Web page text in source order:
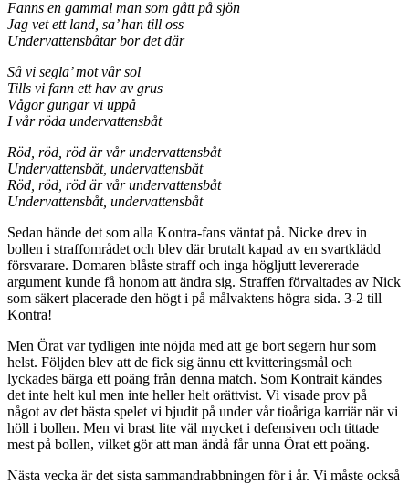
Fanns en gammal man som gått på sjön
Jag vet ett land, sa’ han till oss
Undervattensbåtar bor det där
Så vi segla’ mot vår sol
Tills vi fann ett hav av grus
Vågor gungar vi uppå
I vår röda undervattensbåt
Röd, röd, röd är vår undervattensbåt
Undervattensbåt, undervattensbåt
Röd, röd, röd är vår undervattensbåt
Undervattensbåt, undervattensbåt
Sedan hände det som alla Kontra-fans väntat på. Nicke drev in
bollen i straffområdet och blev där brutalt kapad av en svartklädd
försvarare. Domaren blåste straff och inga högljutt levererade
argument kunde få honom att ändra sig. Straffen förvaltades av Nick
som säkert placerade den högt i på målvaktens högra sida. 3-2 till
Kontra!
Men Örat var tydligen inte nöjda med att ge bort segern hur som
helst. Följden blev att de fick sig ännu ett kvitteringsmål och
lyckades bärga ett poäng från denna match. Som Kontrait kändes
det inte helt kul men inte heller helt orättvist. Vi visade prov på
något av det bästa spelet vi bjudit på under vår tioåriga karriär när vi
höll i bollen. Men vi brast lite väl mycket i defensiven och tittade
mest på bollen, vilket gör att man ändå får unna Örat ett poäng.
Nästa vecka är det sista sammandrabbningen för i år. Vi måste också